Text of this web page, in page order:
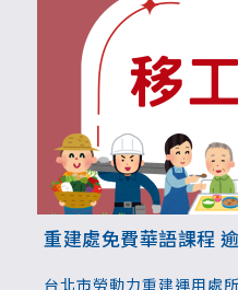
重建處免費華語課程
台北市勞動力重建運用處